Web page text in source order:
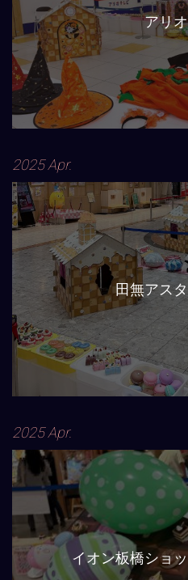
アリ
2025 Apr.
田無アス
2025 Apr.
イオン板橋ショ